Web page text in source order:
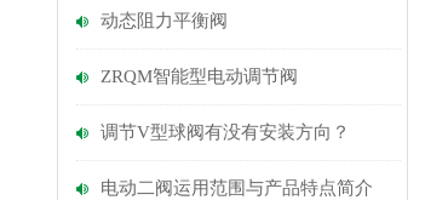
动态阻力平衡阀
ZRQM智能型电动调节阀
调节V型球阀有没有安装方向？
电动二阀运用范围与产品特点简介